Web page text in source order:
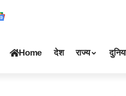
Home देश राज्य